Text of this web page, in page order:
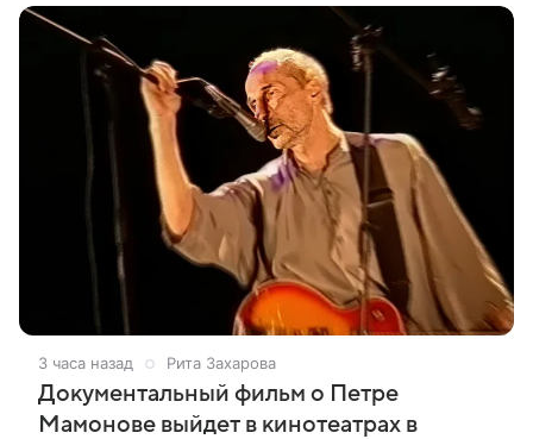
3 часа назад Рита Захарова
Документальный фильм о Петре
Мамонове выйдет в кинотеатрах в